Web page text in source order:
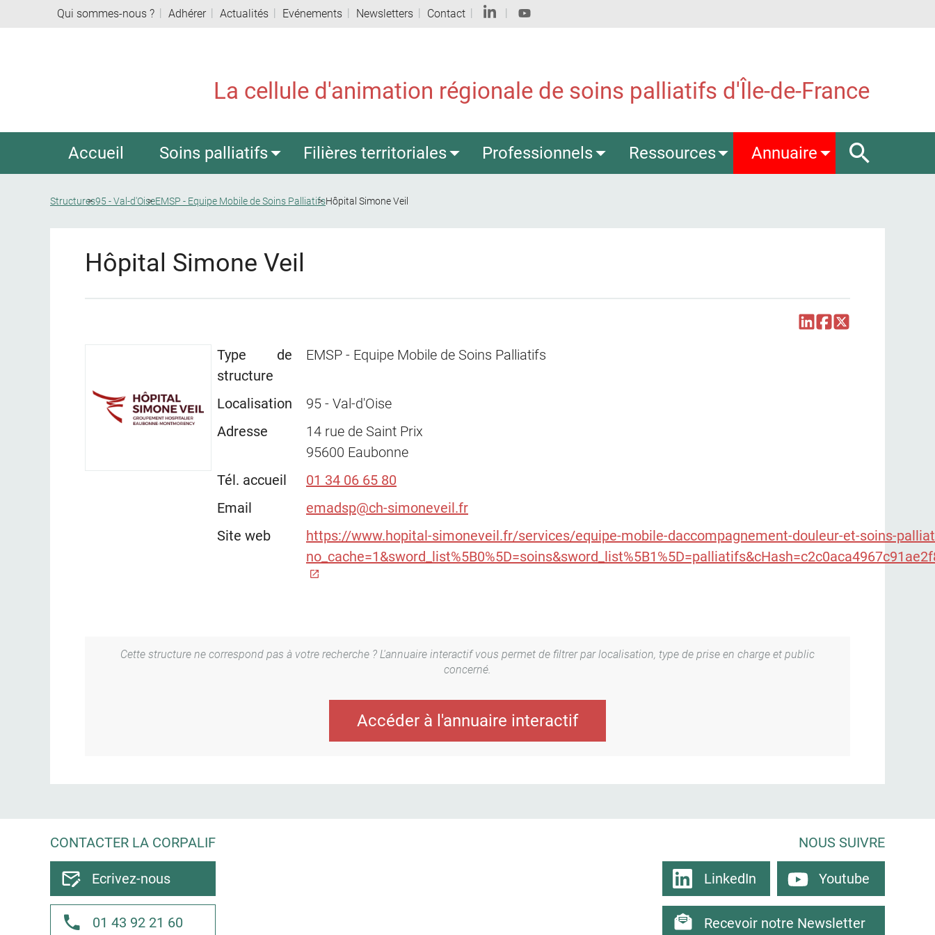
Qui sommes-nous ? Adhérer Actualités Evénements Newsletters Contact
La cellule d'animation régionale de soins palliatifs d'Île-de-France
Accueil Soins palliatifs Filières territoriales Professionnels Ressources Annuaire
Structures95 - Val-d'OiseEMSP - Equipe Mobile de Soins PalliatifsHôpital Simone Veil
Hôpital Simone Veil
Type de
structure
EMSP - Equipe Mobile de Soins Palliatifs
Localisation
95 - Val-d'Oise
Adresse
14 rue de Saint Prix
95600 Eaubonne
Tél. accueil
01 34 06 65 80
Email
emadsp@ch-simoneveil.fr
Site web
https://www.hopital-simoneveil.fr/services/equipe-mobile-daccompagnement-douleur-et-soins-
Cette structure ne correspond pas à votre recherche ? L'annuaire interactif vous permet de filtrer par localisation, type de prise en charge et public
concerné.
Accéder à l'annuaire interactif
CONTACTER LA CORPALIF
Ecrivez-nous
01 43 92 21 60
NOUS SUIVRE
LinkedIn Youtube
Recevoir notre Newsletter